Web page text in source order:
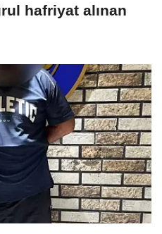
hafriyat alınan